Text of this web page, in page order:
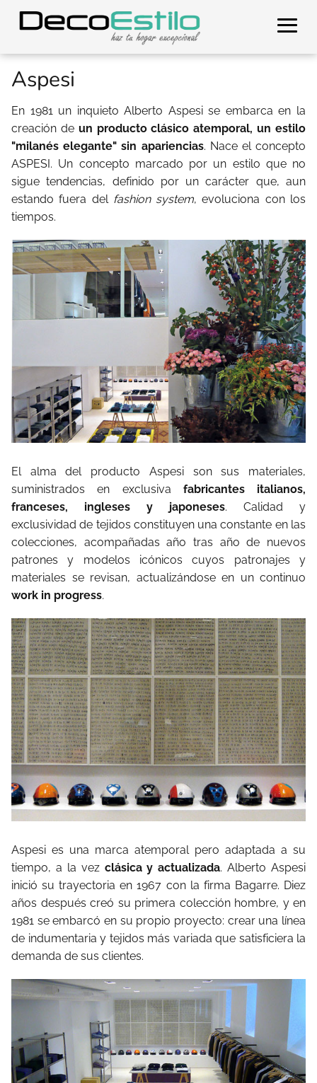
Aspesi
En 1981 un inquieto Alberto Aspesi se embarca en la
creación deun producto clásico atemporal, un estilo
"milanés elegante" sin apariencias. Nace el concepto
ASPESI. Un concepto marcado por un estilo que no
sigue tendencias, definido por un carácter que, aun
estando fuera del fashion system, evoluciona con los
tiempos.
El alma del producto Aspesi son sus materiales,
suministrados en exclusiva fabricantes italianos,
franceses, ingleses y japoneses. Calidad y
exclusividad de tejidos constituyen una constante en las
colecciones, acompañadas año tras año de nuevos
patrones y modelos icónicos cuyos patronajes y
materiales se revisan, actualizándose en un continuo
work in progress.
Aspesi es una marca atemporal pero adaptada a su
tiempo, a la vez clásica y actualizada. Alberto Aspesi
inició su trayectoria en 1967 con la firma Bagarre. Diez
años después creó su primera colección hombre, y en
1981 se embarcó en su propio proyecto: crear una línea
de indumentaria y tejidos más variada que satisficiera la
demanda de sus clientes.